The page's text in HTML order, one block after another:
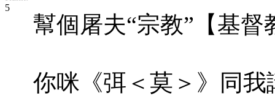
幫個屠夫“宗教”【基督
你咪《弭＜莫＞》同